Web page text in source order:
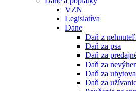
VZN
Legislatíva
Dane
Daň z
Daň za psa
Daň za
Daň za
Daň za
Daň za